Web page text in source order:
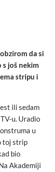
da si
s još nekim
stripu i
ili sedam
u. Uradio
u
toj strip
bio
Akademiji